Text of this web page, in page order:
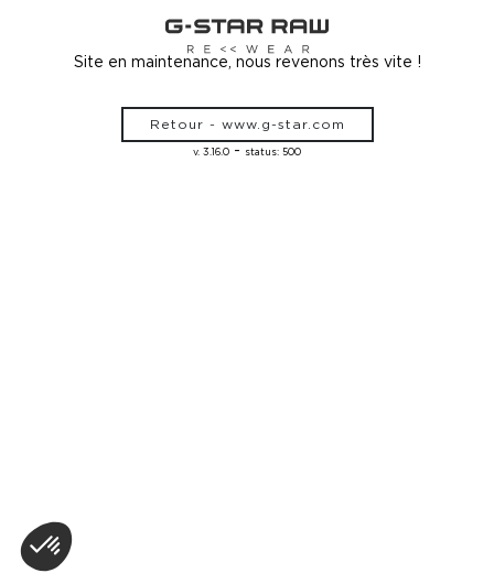
Site en maintenance, nous revenons très vite !
Retour - www.g-star.com
v. 3.16.0 - status: 500